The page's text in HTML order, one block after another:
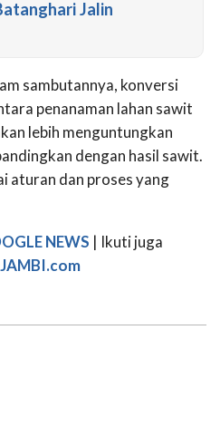
Jalin
sambutannya, konversi
penanaman lahan sawit
lebih menguntungkan
dengan hasil sawit.
aturan dan proses yang
NEWS | Ikuti juga